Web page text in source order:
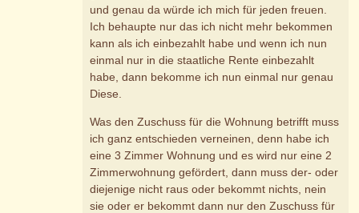
und genau da würde ich mich für jeden freuen.
Ich behaupte nur das ich nicht mehr bekommen
kann als ich einbezahlt habe und wenn ich nun
einmal nur in die staatliche Rente einbezahlt
habe, dann bekomme ich nun einmal nur genau
Diese.
Was den Zuschuss für die Wohnung betrifft muss
ich ganz entschieden verneinen, denn habe ich
eine 3 Zimmer Wohnung und es wird nur eine 2
Zimmerwohnung gefördert, dann muss der- oder
diejenige nicht raus oder bekommt nichts, nein
sie oder er bekommt dann nur den Zuschuss für